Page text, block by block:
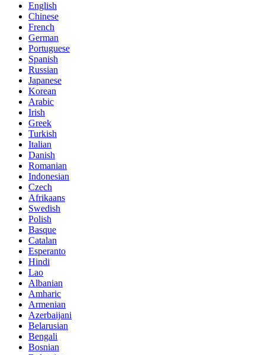
English
Chinese
French
German
Portuguese
Spanish
Russian
Japanese
Korean
Arabic
Irish
Greek
Turkish
Italian
Danish
Romanian
Indonesian
Czech
Afrikaans
Swedish
Polish
Basque
Catalan
Esperanto
Hindi
Lao
Albanian
Amharic
Armenian
Azerbaijani
Belarusian
Bengali
Bosnian